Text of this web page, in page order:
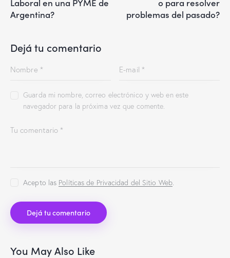
Argentina?
problemas del pasado?
Dejá tu comentario
Guarda mi nombre, correo electrónico y web en este
navegador para la próxima vez que comente.
Acepto las Políticas de Privacidad del Sitio Web.
You May Also Like